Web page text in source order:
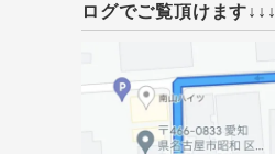
ログでご覧頂けます↓↓↓